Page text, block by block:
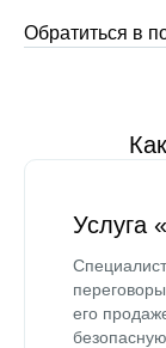
Обратиться в
Услуга
его